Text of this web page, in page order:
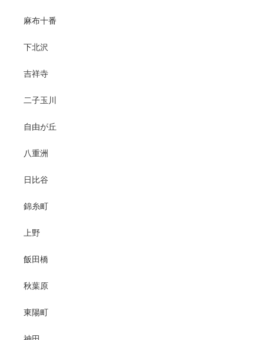
麻布十番
下北沢
吉祥寺
二子玉川
自由が丘
八重洲
日比谷
錦糸町
上野
飯田橋
秋葉原
東陽町